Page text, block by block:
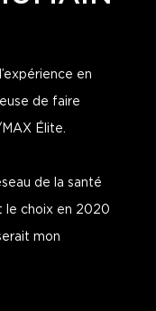
en
de faire
Élite.
de la santé
le choix en 2020
mon